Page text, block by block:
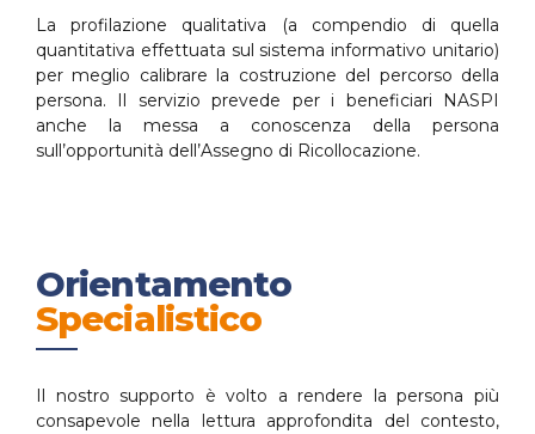
La profilazione qualitativa (a compendio di quella
quantitativa effettuata sul sistema informativo unitario)
per meglio calibrare la costruzione del percorso della
persona. Il servizio prevede per i beneficiari NASPI
anche la messa a conoscenza della persona
sull’opportunità dell’Assegno di Ricollocazione.
Orientamento
Specialistico
Il nostro supporto è volto a rendere la persona più
consapevole nella lettura approfondita del contesto,